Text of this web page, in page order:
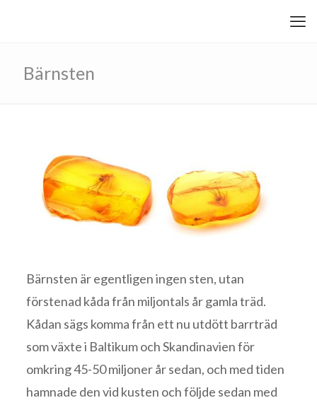
Bärnsten
Bärnsten är egentligen ingen sten, utan
förstenad kåda från miljontals år gamla träd.
Kådan sägs komma från ett nu utdött barrträd
som växte i Baltikum och Skandinavien för
omkring 45-50 miljoner år sedan, och med tiden
hamnade den vid kusten och följde sedan med